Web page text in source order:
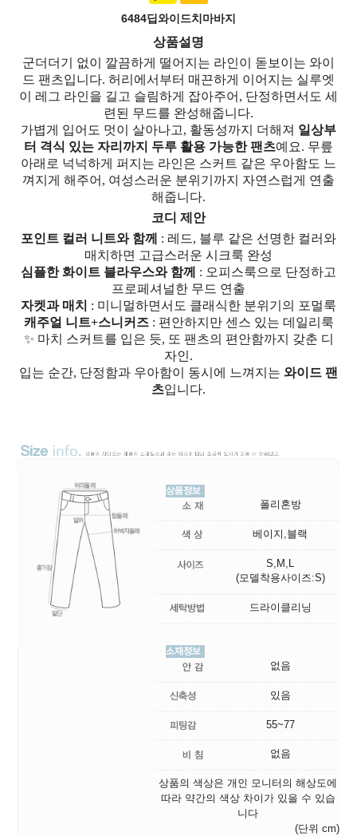
6484딥와이드치마바지
상품설명
군더더기 없이 깔끔하게 떨어지는 라인이 돋보이는 와이
드 팬츠입니다. 허리에서부터 매끈하게 이어지는 실루엣
이 레그 라인을 길고 슬림하게 잡아주어, 단정하면서도 세
련된 무드를 완성해줍니다.
가볍게 입어도 멋이 살아나고, 활동성까지 더해져 일상부
터 격식 있는 자리까지 두루 활용 가능한 팬츠예요. 무릎
아래로 넉넉하게 퍼지는 라인은 스커트 같은 우아함도 느
껴지게 해주어, 여성스러운 분위기까지 자연스럽게 연출
해줍니다.
코디 제안
포인트 컬러 니트와 함께
: 레드, 블루 같은 선명한 컬러와
매치하면 고급스러운 시크룩 완성
심플한 화이트 블라우스와 함께
: 오피스룩으로 단정하고
프로페셔널한 무드 연출
자켓과 매치 : 미니멀하면서도 클래식한 분위기의 포멀룩
캐주얼 니트+스니커즈: 편안하지만 센스 있는 데일리룩
✨ 마치 스커트를 입은 듯, 또 팬츠의 편안함까지 갖춘 디
자인.
입는 순간, 단정함과 우아함이 동시에 느껴지는 와이드 팬
츠입니다.
폴리혼방
베이지,블랙
S,M,L
(모델착용사이즈:S)
드라이클리닝
없음
있음
55~77
없음
상품의 색상은 개인 모니터의 해상도에
따라 약간의 색상 차이가 있을 수 있습
니다
(단위 cm)